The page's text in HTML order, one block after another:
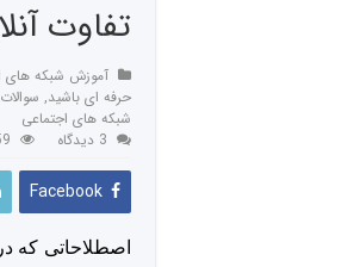
تفاوت
آموزش شبکه های
حرفه ای باشید,
شبکه های اجتماعی
3 دیدگاه
Facebook
اصطلاحاتی که در